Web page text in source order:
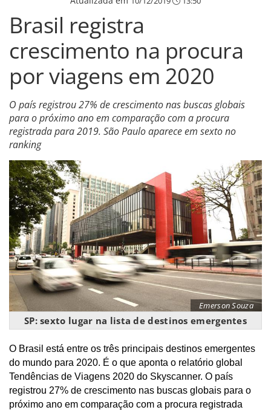
Brasil registra
crescimento na procura
por viagens em 2020
O país registrou 27% de crescimento nas buscas globais
para o próximo ano em comparação com a procura
registrada para 2019. São Paulo aparece em sexto no
ranking
Emerson Souza
SP: sexto lugar na lista de destinos emergentes
O Brasil está entre os três principais destinos emergentes
do mundo para 2020. É o que aponta o relatório global
Tendências de Viagens 2020 do Skyscanner. O país
registrou 27% de crescimento nas buscas globais para o
próximo ano em comparação com a procura registrada